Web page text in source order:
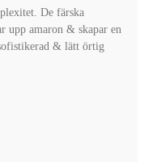
De färska
upp amaron & skapar en
& lätt örtig